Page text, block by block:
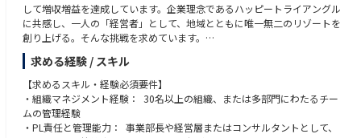
■ ミッション
事業成長を支えるDX戦略の策定・推進を担い、テクノロジーとデータを活
用した業務変革を実現すること。全社のシステム・業務プロセス・データ
基盤を最適化するとともに、AI活用やデータドリブン経営を推進し、持続
的な競争優位性の構築に貢献していただきます。
■ポジションの魅力
・社長・役員直下で、グループ全体のDX戦略をゼロから推進する新設ポジ
ションです。
・全社横断の業務改革プロジェクトや基幹システム刷新プロジェクトを推
進した経験
・M&A後のシステム統合（PMI）や、複数拠点・複数部門を巻き込んだ変
して増収増益を達成しています。企業理念であるハッピートライアングル
に共感し、一人の「経営者」として、地域とともに唯一無二のリゾートを
創り上げる。そんな挑戦を求めています。
【ミッション】
マウンテンリゾートの経営者として、リゾート全体の価値を高め、損益管
理から集客戦略、地域との連携まで、経営全般をリードしていただきま
す。
・戦略立案・実行： リゾートの中長期的なビジョン策定と、ウィンタ
求める経験 / スキル
【求めるスキル・経験必須要件】
・組織マネジメント経験： 30名以上の組織、または多部門にわたるチー
ムの管理経験
・PL責任と管理能力： 事業部長や経営層またはコンサルタントとして、